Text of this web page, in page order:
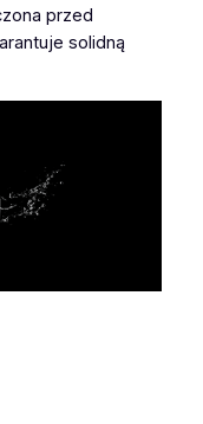
przed
solidną